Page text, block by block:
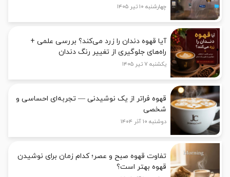
چهارشنبه ۱۰ تیر ۱۴۰۵
آیا قهوه دندان را زرد می‌کند؟ بررسی علمی +
راه‌های جلوگیری از تغییر رنگ دندان
یکشنبه ۷ تیر ۱۴۰۵
قهوه فراتر از یک نوشیدنی — تجربه‌ای احساسی و
شخصی
دوشنبه ۱۰ آذر ۱۴۰۴
تفاوت قهوه صبح و عصر؛ کدام زمان برای نوشیدن
قهوه بهتر است؟